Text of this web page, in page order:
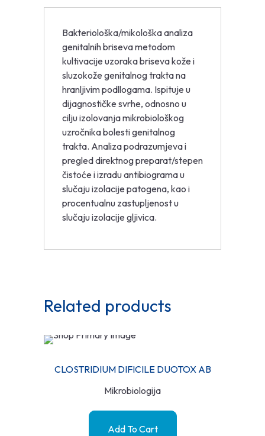
Bakteriološka/mikološka analiza
genitalnih briseva metodom
kultivacije uzoraka briseva kože i
sluzokože genitalnog trakta na
hranljivim podllogama. Ispituje u
dijagnostičke svrhe, odnosno u
cilju izolovanja mikrobiološkog
uzročnika bolesti genitalnog
trakta. Analiza podrazumjeva i
pregled direktnog preparat/stepen
čistoće i izradu antibiograma u
slučaju izolacije patogena, kao i
procentualnu zastupljenost u
slučaju izolacije gljivica.
Related products
CLOSTRIDIUM DIFICILE DUOTOX AB
Mikrobiologija
Add To Cart